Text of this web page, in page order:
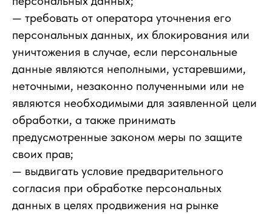
— требовать от оператора уточнения его
персональных данных, их блокирования или
уничтожения в случае, если персональные
данные являются неполными, устаревшими,
неточными, незаконно полученными или не
являются необходимыми для заявленной цели
обработки, а также принимать
предусмотренные законом меры по защите
своих прав;
— выдвигать условие предварительного
согласия при обработке персональных
данных в целях продвижения на рынке